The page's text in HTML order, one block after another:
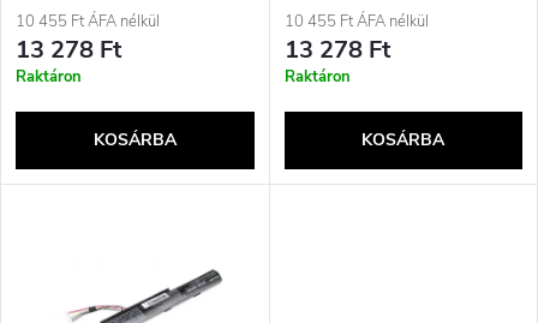
k
r
n
e
k
l
10 455 Ft ÁFA nélkül
13 278 Ft
Raktáron
KOSÁRBA
10 455 Ft ÁFA nélkül
13 278 Ft
Raktáron
KOSÁRBA